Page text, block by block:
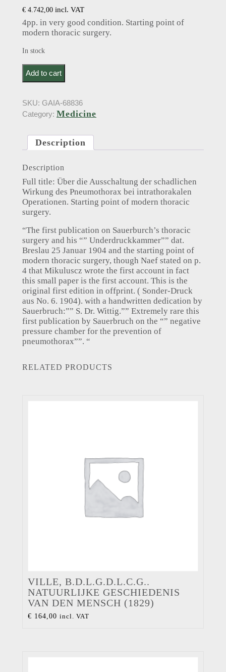
€ 4.742,00 incl. VAT
4pp. in very good condition. Starting point of
modern thoracic surgery.
In stock
Sauerbruch, F.. Über die Ausschaltung der schadlichen
Wirkung des Pneumothorax bei (1904) quantity
Add to cart
SKU: GAIA-68836
Category: Medicine
Description
Description
Full title: Über die Ausschaltung der schadlichen
Wirkung des Pneumothorax bei intrathorakalen
Operationen. Starting point of modern thoracic
surgery.
“The first publication on Sauerburch’s thoracic
surgery and his “” Underdruckkammer”” dat.
Breslau 25 Januar 1904 and the starting point of
modern thoracic surgery, though Naef stated on p.
4 that Mikuluscz wrote the first account in fact
this small paper is the first account. This is the
original first edition in offprint. ( Sonder-Druck
aus No. 6. 1904). with a handwritten dedication by
Sauerbruch:”” S. Dr. Wittig.”” Extremely rare this
first publication by Sauerbruch on the “” negative
pressure chamber for the prevention of
pneumothorax””. “
RELATED PRODUCTS
VILLE, B.D.L.G.D.L.C.G..
NATUURLIJKE GESCHIEDENIS
VAN DEN MENSCH (1829)
€ 164,00 incl. VAT